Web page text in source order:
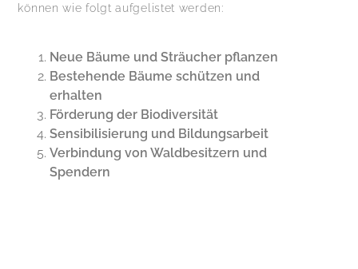
können wie folgt aufgelistet werden:
Neue Bäume und Sträucher pflanzen
Bestehende Bäume schützen und
erhalten
Förderung der Biodiversität
Sensibilisierung und Bildungsarbeit
Verbindung von Waldbesitzern und
Spendern